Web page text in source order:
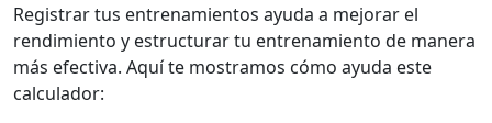
Registrar tus entrenamientos ayuda a mejorar el
rendimiento y estructurar tu entrenamiento de manera
más efectiva. Aquí te mostramos cómo ayuda este
calculador: